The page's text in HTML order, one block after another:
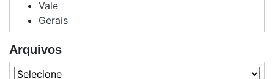
Vale
Gerais
Arquivos